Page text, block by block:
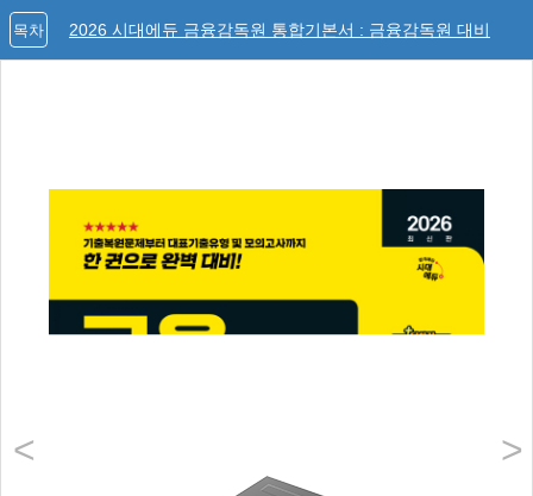
2026 시대에듀 금융감독원 통합기본서 : 금융감독원 대비
목차
< >